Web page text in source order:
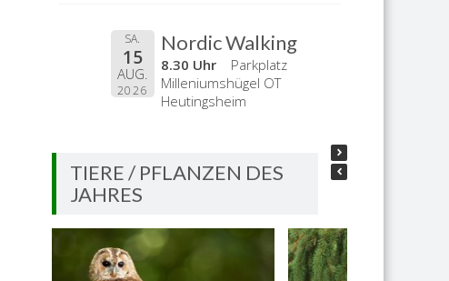
SA.
15
AUG.
2026
Nordic Walking
8.30 Uhr
Parkplatz
Milleniumshügel OT
Heutingsheim
TIERE / PFLANZEN DES
JAHRES